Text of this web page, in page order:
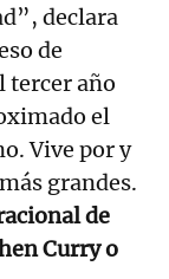
declara
de
tercer año
el
Vive por y
grandes.
de
Curry o